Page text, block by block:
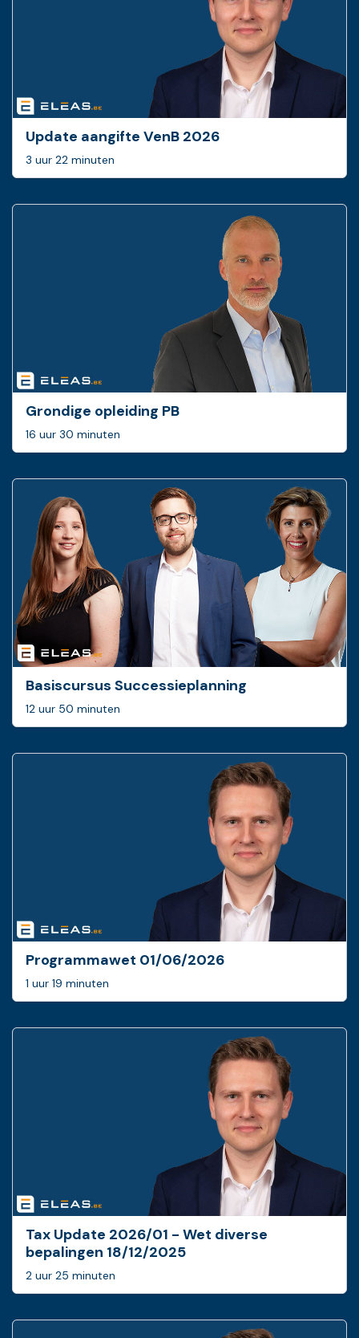
Update aangifte VenB 2026
3 uur 22 minuten
Grondige opleiding PB
16 uur 30 minuten
Basis­cursus Successie­planning
12 uur 50 minuten
Programmawet 01/06/2026
1 uur 19 minuten
Tax Update 2026/01 - Wet diverse
bepalingen 18/12/2025
2 uur 25 minuten